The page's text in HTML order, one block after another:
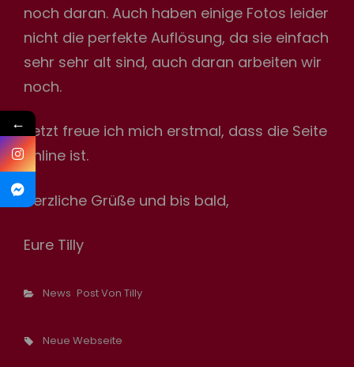
noch daran. Auch haben einige Fotos leider
nicht die perfekte Auflösung, da sie einfach
sehr sehr alt sind, auch daran arbeiten wir
noch.
Jetzt freue ich mich erstmal, dass die Seite
online ist.
Herzliche Grüße und bis bald,
Eure Tilly
Categories
News Post Von Tilly
Tags,
Neue Webseite
←